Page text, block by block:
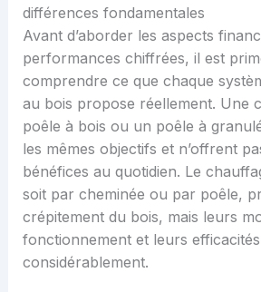
différences fondamentales
Avant d’aborder les aspects
performances chiffrées, il est
comprendre ce que chaque
au bois propose réellement. Une
poêle à bois ou un poêle à
les mêmes objectifs et n’offrent
bénéfices au quotidien. Le
soit par cheminée ou par poêle,
crépitement du bois, mais leurs
fonctionnement et leurs
considérablement.